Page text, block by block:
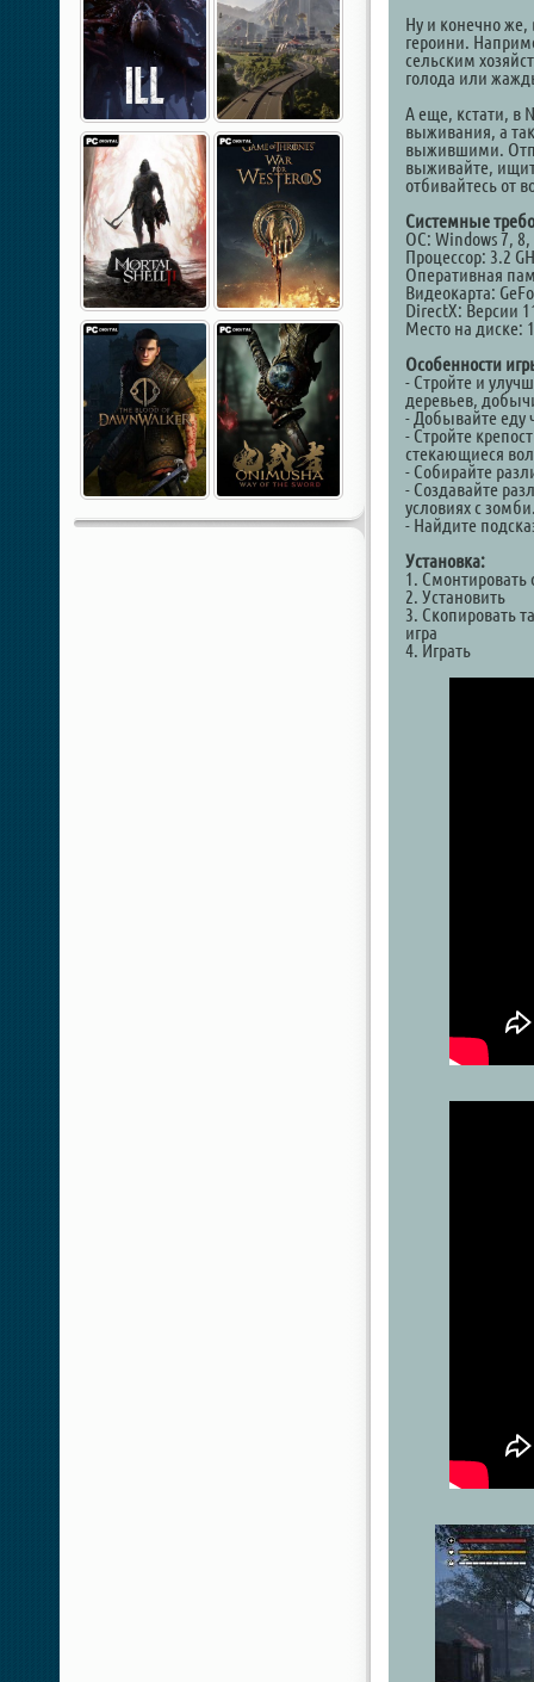
Ну и конечно же,
героини.
сельским
голода или
А еще, кстати, в
выживания, а
выжившими.
выживайте,
отбивайтесь от
Системные
ОС: Windows 7,
Процессор: 3.2
Оперативная
Видеокарта:
DirectX: Версии
Место на диске:
Особенности
- Стройте и
деревьев,
- Добывайте еду
- Стройте
стекающиеся
- Собирайте
- Создавайте
условиях с
- Найдите
Установка:
1. Смонтировать
2. Установить
3. Скопировать
игра
4. Играть